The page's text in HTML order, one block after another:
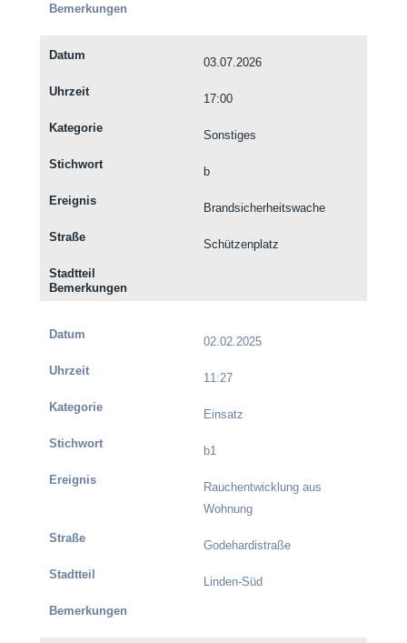
03.07.2026
17:00
Sonstiges
b
Brandsicherheitswache
Schützenplatz
02.02.2025
11:27
Einsatz
b1
Rauchentwicklung aus
Wohnung
Godehardistraße
Linden-Süd